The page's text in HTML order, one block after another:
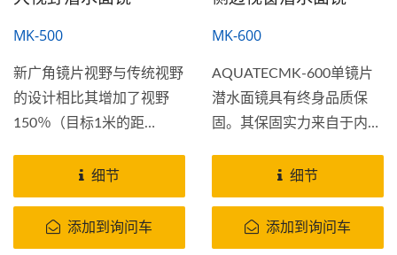
MK-500
新广角镜片视野与传统视野
的设计相比其增加了视野
150％（目标1米的距
潜水面镜采用了更大的镜
片，缩短眼睛与镜片之间的
距离以增大视线，降低外框
的厚度与外裙部的边缘以达
细节
添加到询问车
MK-600
AQUATECMK-600单镜片
潜水面镜具有终身品质保
固。其保固实力来自于内部
裙边的表面之下。
细节
添加到询问车